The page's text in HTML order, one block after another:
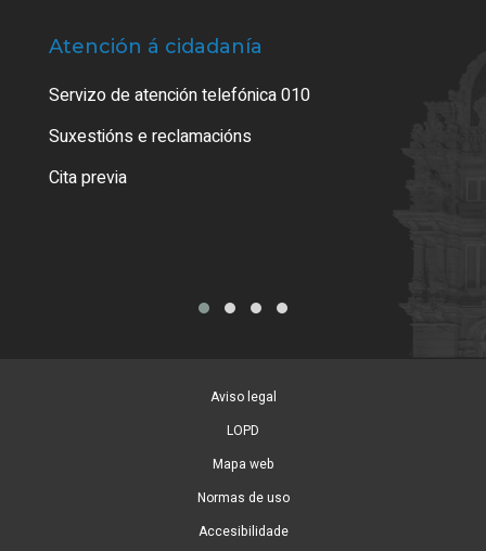
Atención á cidadanía
Servizo de atención telefónica 010
Suxestións e reclamacións
Cita previa
Aviso legal
LOPD
Mapa web
Normas de uso
Accesibilidade